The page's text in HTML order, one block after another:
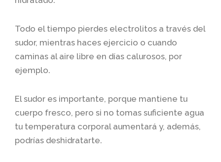
Todo el tiempo pierdes electrolitos a través del
sudor, mientras haces ejercicio o cuando
caminas al aire libre en días calurosos, por
ejemplo.
El sudor es importante, porque mantiene tu
cuerpo fresco, pero si no tomas suficiente agua
tu temperatura corporal aumentará y, además,
podrías deshidratarte.